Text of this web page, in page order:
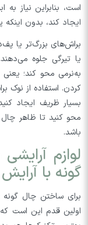
است، بنابراین نیاز
ایجاد کند، بدون
براش‌های بزرگ‌تر یا
یا تیرگی جلوه
به‌نرمی محو کند؛
کردن. استفاده از
بسیار ظریف ایجاد
محو کنید تا ظاهر
باشد.
لوازم
گونه با
برای ساختن چال گونه
اولین قدم این است